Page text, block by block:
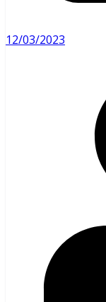
12/03/2023